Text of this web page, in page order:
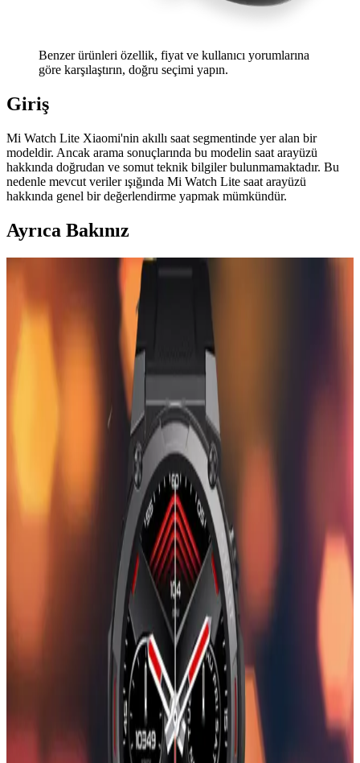
Benzer ürünleri özellik, fiyat ve kullanıcı yorumlarına
göre karşılaştırın, doğru seçimi yapın.
Giriş
Mi Watch Lite Xiaomi'nin akıllı saat segmentinde yer alan bir
modeldir. Ancak arama sonuçlarında bu modelin saat arayüzü
hakkında doğrudan ve somut teknik bilgiler bulunmamaktadır. Bu
nedenle mevcut veriler ışığında Mi Watch Lite saat arayüzü
hakkında genel bir değerlendirme yapmak mümkündür.
Ayrıca Bakınız
Günlük Hayatta Kullanılan El Aksesuarları ve
Doğru Seçim İpuçları
Günlük yaşamda sık kullanılan el aksesuarları ve kullanım
ipuçlarıyla tarzınızı yansıtın, fonksiyonelliği artırın ve uzun ömürlü
Kadınlar Günü İçin Elektronik ve Cihaz
Aksesuarlarıyla Anlamlı Hediye Seçenekleri
Kadınlar Günü için anlamlı elektronik aksesuarlar ve mesajlar
taşıyan ürünler, hem fonksiyonel hem de duygusal bağları
güçlendiren hediye seçenekleri sunar.
Bileklikli Kol Saatleri: Giyilebilir Teknolojilerde
Şıklık ve Fonksiyonellik Bir Arada
Giyilebilir teknolojilerin en şık örnekleri olan bileklikli kol saatleri,
tarz ve fonksiyonelliği bir arada sunar. Dayanıklı, şık ve çok yönlü
modellerle günlük yaşamda pratik kullanım sağlar.
Kadınlar Günü İçin Teknolojik ve Şık Elektronik
Aksesuar Seçenekleri
Kadınlar Günü için estetik ve fonksiyonel Bluetooth özellikli
aksesuarlar, şık tasarımlar ve kullanışlı teknolojik ürünler ideal
hediye seçenekleri sunar. Modern ve kullanışlı ürünlerle anlamlı bir
hediye verme fırsatı yakalayın.
Kadın Dijital Saat Modelleri ve Güncel Trendler:
Tasarım ve Fonksiyonellik Analizi